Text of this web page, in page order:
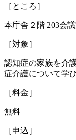
［ところ］
本庁舎２階 203会
［対象］
認知症の家族を介
症介護について学
［料金］
無料
［申込］